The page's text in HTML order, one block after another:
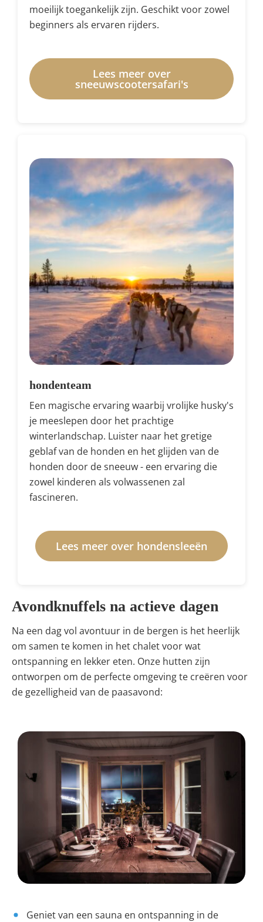
moeilijk toegankelijk zijn. Geschikt voor zowel
beginners als ervaren rijders.
Lees meer over
sneeuwscootersafari's
hondenteam
Een magische ervaring waarbij vrolijke husky's
je meeslepen door het prachtige
winterlandschap. Luister naar het gretige
geblaf van de honden en het glijden van de
honden door de sneeuw - een ervaring die
zowel kinderen als volwassenen zal
fascineren.
Lees meer over hondensleeën
Avondknuffels na actieve dagen
Na een dag vol avontuur in de bergen is het heerlijk
om samen te komen in het chalet voor wat
ontspanning en lekker eten. Onze hutten zijn
ontworpen om de perfecte omgeving te creëren voor
de gezelligheid van de paasavond:
Geniet van een sauna en ontspanning in de